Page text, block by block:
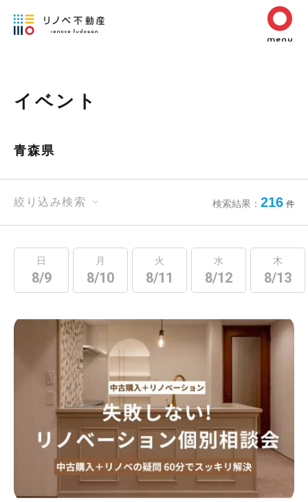
イベント
青森県
絞り込み検索 検索結果： 216 件
日
8/9
月
8/10
火
8/11
水
8/12
木
8/13